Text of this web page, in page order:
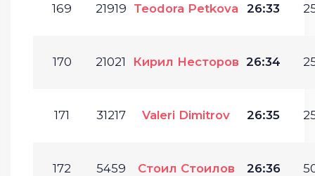
169 21919 Teodora Petkova 26:33
170 21021 Кирил Несторов 26:34
171 31217 Valeri Dimitrov 26:35
172 5459 Стоил Стоилов 26:36